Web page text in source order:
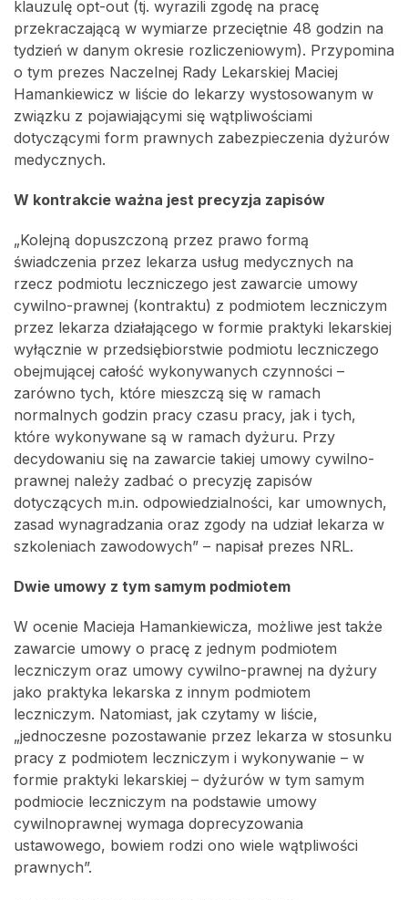
klauzulę opt-out (tj. wyrazili zgodę na pracę
przekraczającą w wymiarze przeciętnie 48 godzin na
tydzień w danym okresie rozliczeniowym). Przypomina
o tym prezes Naczelnej Rady Lekarskiej Maciej
Hamankiewicz w liście do lekarzy wystosowanym w
związku z pojawiającymi się wątpliwościami
dotyczącymi form prawnych zabezpieczenia dyżurów
medycznych.
W kontrakcie ważna jest precyzja zapisów
„Kolejną dopuszczoną przez prawo formą
świadczenia przez lekarza usług medycznych na
rzecz podmiotu leczniczego jest zawarcie umowy
cywilno-prawnej (kontraktu) z podmiotem leczniczym
przez lekarza działającego w formie praktyki lekarskiej
wyłącznie w przedsiębiorstwie podmiotu leczniczego
obejmującej całość wykonywanych czynności –
zarówno tych, które mieszczą się w ramach
normalnych godzin pracy czasu pracy, jak i tych,
które wykonywane są w ramach dyżuru. Przy
decydowaniu się na zawarcie takiej umowy cywilno-
prawnej należy zadbać o precyzję zapisów
dotyczących m.in. odpowiedzialności, kar umownych,
zasad wynagradzania oraz zgody na udział lekarza w
szkoleniach zawodowych” – napisał prezes NRL.
Dwie umowy z tym samym podmiotem
W ocenie Macieja Hamankiewicza, możliwe jest także
zawarcie umowy o pracę z jednym podmiotem
leczniczym oraz umowy cywilno-prawnej na dyżury
jako praktyka lekarska z innym podmiotem
leczniczym. Natomiast, jak czytamy w liście,
„jednoczesne pozostawanie przez lekarza w stosunku
pracy z podmiotem leczniczym i wykonywanie – w
formie praktyki lekarskiej – dyżurów w tym samym
podmiocie leczniczym na podstawie umowy
cywilnoprawnej wymaga doprecyzowania
ustawowego, bowiem rodzi ono wiele wątpliwości
prawnych”.